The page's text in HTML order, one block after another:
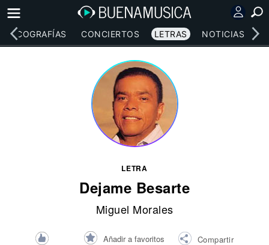
DISCOGRAFÍAS CONCIERTOS LETRAS NOTICIAS
LETRA
Dejame Besarte
Miguel Morales
Añadir a favoritos Compartir